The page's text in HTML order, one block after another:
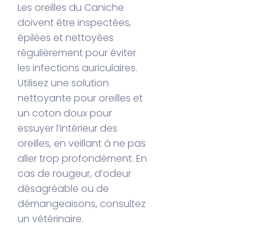
Les oreilles du Caniche
doivent être inspectées,
épilées et nettoyées
régulièrement pour éviter
les infections auriculaires.
Utilisez une solution
nettoyante pour oreilles et
un coton doux pour
essuyer l’intérieur des
oreilles, en veillant à ne pas
aller trop profondément. En
cas de rougeur, d’odeur
désagréable ou de
démangeaisons, consultez
un vétérinaire.